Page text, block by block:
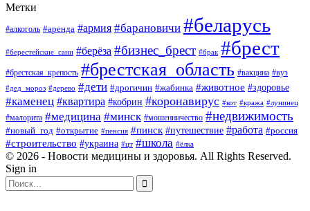
Метки
#алкоголь #аренда #армия #барановичи #беларусь
#берестейские_сани #берёза #бизнес_брест #брак #брест
#брестская_крепость #брестская_область #вакцина #вуз
#дед_мороз #дерево #дети #дрогичин #жабинка #животное #здоровье
#каменец #квартира #кобрин #коронавирус #кот #кража #лунинец
#малорита #медицина #минск #мошенничество #недвижимость
#новый_год #открытие #пенсия #пинск #путешествие #работа #россия
#строительство #украина #цт #школа #ёлка
© 2026 - Новости медицины и здоровья. All Rights Reserved.
Sign in